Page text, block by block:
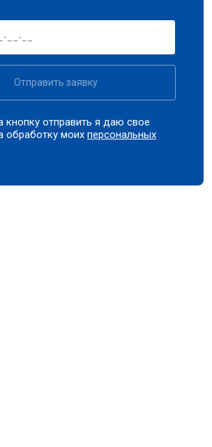
Отправить заявку
кнопку отправить я даю свое
обработку моихперсональных